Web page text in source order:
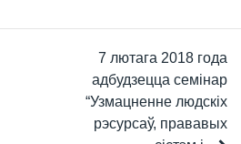
7 лютага 2018 года
адбудзецца семінар
“Узмацненне людскіх
рэсурсаў, прававых